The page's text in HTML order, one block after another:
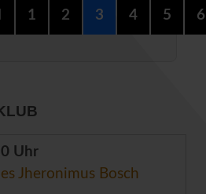
1 2 3 4 5 6
Uhr
Jheronimus Bosch